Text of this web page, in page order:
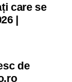
care se
|
de